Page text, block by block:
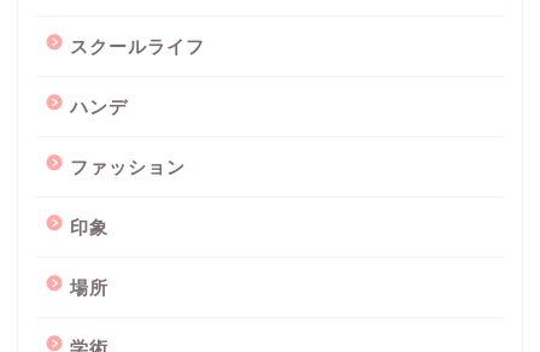
スクールライフ
ハンデ
ファッション
印象
場所